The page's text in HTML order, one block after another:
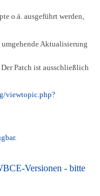
o.ä. ausgeführt werden,
Aktualisierung
Patch ist ausschließlich
viewtopic.php?